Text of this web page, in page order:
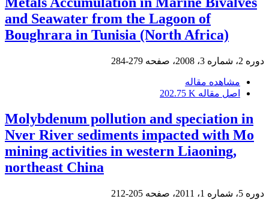
and Seawater from the Lagoon of
Boughrara in Tunisia (North Africa)
دوره 2، شماره 3، 2008، صفحه 279-284
مشاهده مقاله
اصل مقاله 202.75 K
Molybdenum pollution and speciation in
Nver River sediments impacted with Mo
mining activities in western Liaoning,
northeast China
دوره 5، شماره 1، 2011، صفحه 205-212